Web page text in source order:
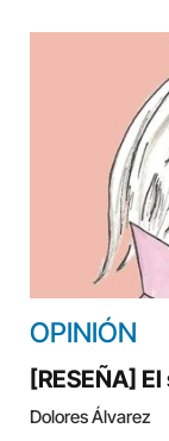
OPINIÓN
[RESEÑA]
Dolores Álvarez